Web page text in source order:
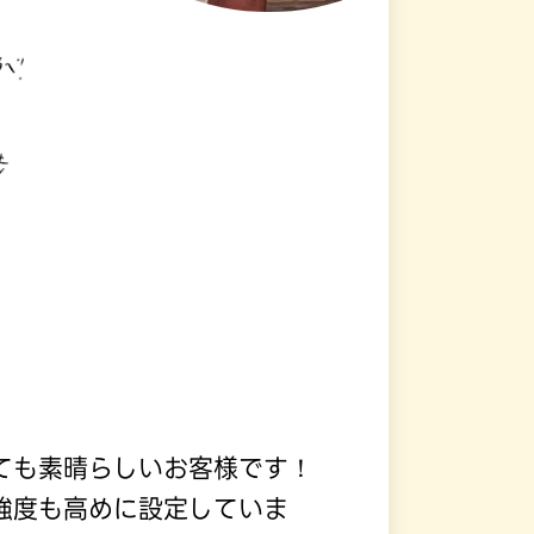
素晴らしいお客様です！
も高めに設定していま